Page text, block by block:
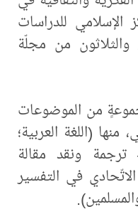
الإسلامي للدراسات
والثلاثون من مجلّة
من الموضوعات
منها (اللغة العربية؛
ونقد مقالة
في التفسير